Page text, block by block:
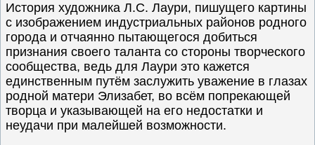
История художника Л.С. Лаури, пишущего картины
с изображением индустриальных районов родного
города и отчаянно пытающегося добиться
признания своего таланта со стороны творческого
сообщества, ведь для Лаури это кажется
единственным путём заслужить уважение в глазах
родной матери Элизабет, во всём попрекающей
творца и указывающей на его недостатки и
неудачи при малейшей возможности.